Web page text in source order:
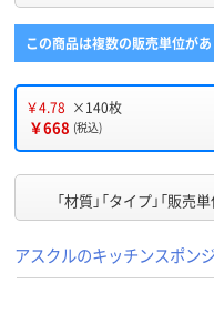
この商品は複数の販売単位が
￥4.78 ×140枚
￥668 (税込)
「材質」「タイプ」「販売
アスクルのキッチンスポン